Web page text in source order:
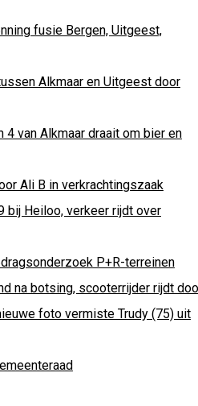
fusie Bergen, Uitgeest,
Alkmaar en Uitgeest door
4 van Alkmaar draait om bier en
Ali B in verkrachtingszaak
bij Heiloo, verkeer rijdt over
P+R-terreinen
na botsing, scooterrijder rijdt
foto vermiste Trudy (75) uit